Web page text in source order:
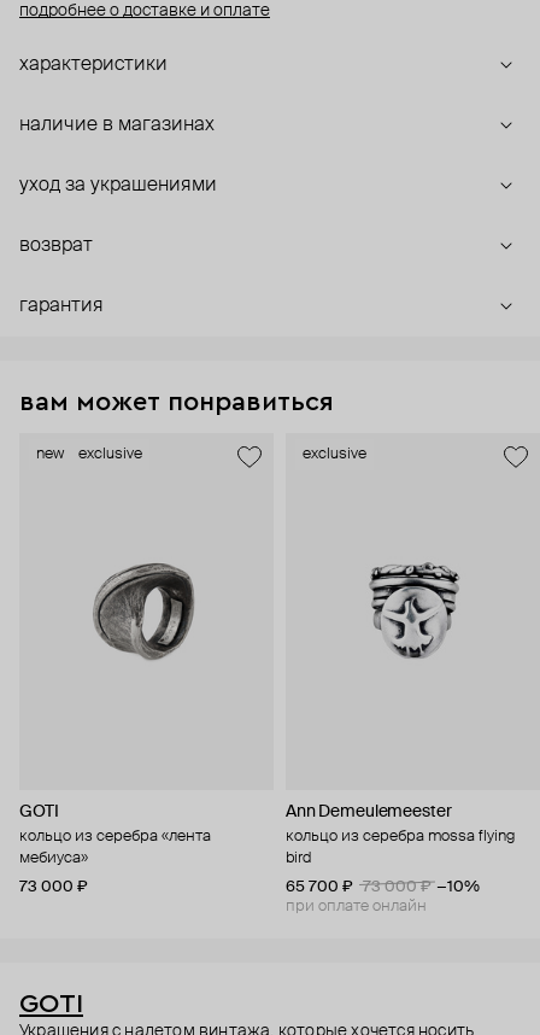
подробнее о доставке и оплате
характеристики
наличие в магазинах
уход за украшениями
возврат
гарантия
вам может понравиться
new exclusive
GOTI
кольцо из серебра «лента
мебиуса»
73 000 ₽
exclusive
Ann Demeulemeester
кольцо из серебра mossa flying
bird
65 700 ₽
73 000 ₽ −10%
при оплате онлайн
GOTI
Украшения с налетом винтажа, которые хочется носить